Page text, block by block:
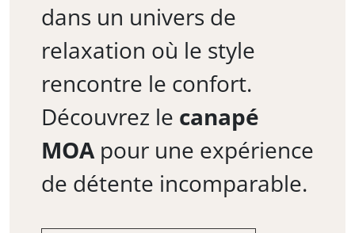
dans un univers de
relaxation où le style
rencontre le confort.
Découvrez le canapé
MOApour une expérience
de détente incomparable.